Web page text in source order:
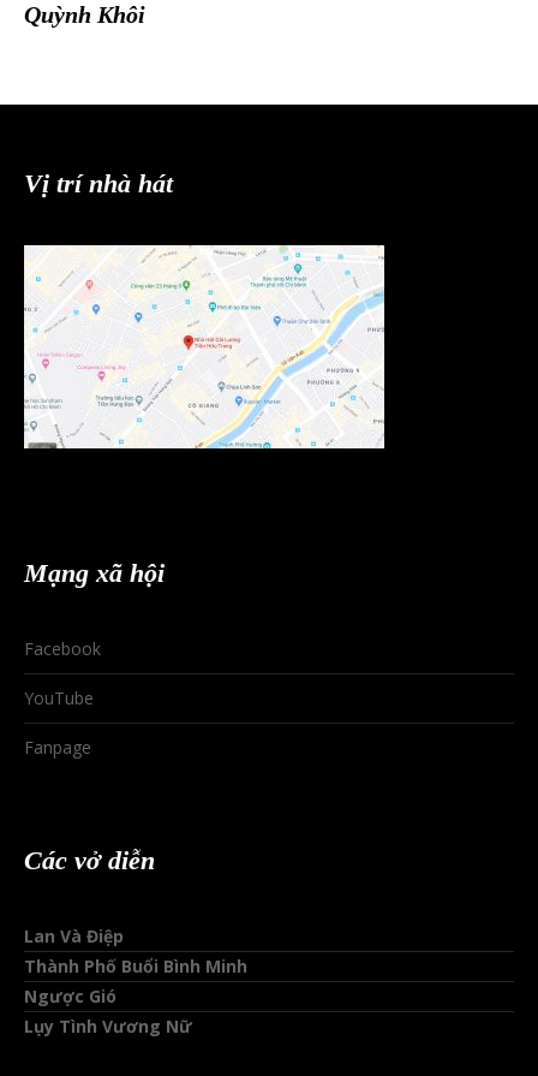
Quỳnh Khôi
Vị trí nhà hát
Mạng xã hội
Facebook
YouTube
Fanpage
Các vở diễn
Lan Và Điệp
Thành Phố Buổi Bình Minh
Ngược Gió
Lụy Tình Vương Nữ